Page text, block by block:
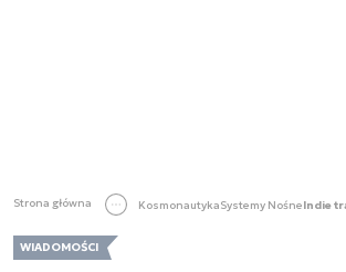
Strona główna KosmonautykaSystemy Nośne
WIADOMOŚCI